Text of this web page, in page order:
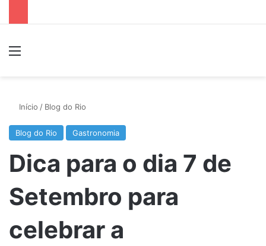
Início / Blog do Rio
Blog do Rio Gastronomia
Dica para o dia 7 de
Setembro para
celebrar a